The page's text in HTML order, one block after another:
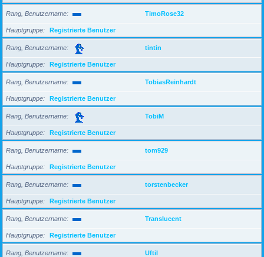
Rang, Benutzername TimoRose32
Hauptgruppe Registrierte Benutzer
Rang, Benutzername tintin
Hauptgruppe Registrierte Benutzer
Rang, Benutzername TobiasReinhardt
Hauptgruppe Registrierte Benutzer
Rang, Benutzername TobiM
Hauptgruppe Registrierte Benutzer
Rang, Benutzername tom929
Hauptgruppe Registrierte Benutzer
Rang, Benutzername torstenbecker
Hauptgruppe Registrierte Benutzer
Rang, Benutzername Translucent
Hauptgruppe Registrierte Benutzer
Rang, Benutzername Uftil